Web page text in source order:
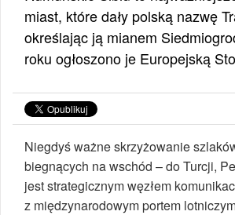
miast, które dały polską nazwę
określając ją mianem
roku ogłoszono je Europejską
Niegdyś ważne skrzyżowanie
biegnących na wschód – do Turcji,
jest strategicznym węzłem
z międzynarodowym portem